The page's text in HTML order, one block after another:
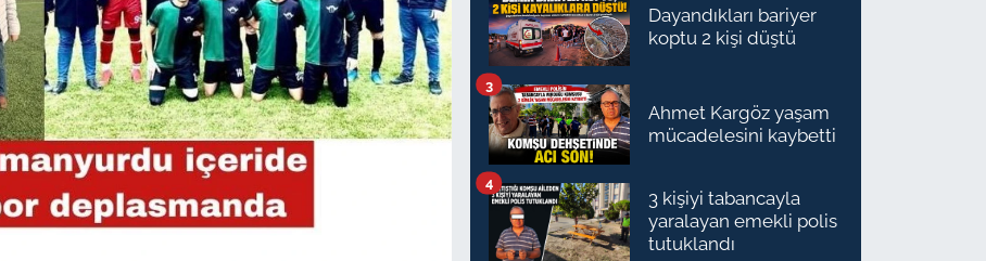
Dayandıkları bariyer
koptu 2 kişi düştü
Ahmet Kargöz yaşam
mücadelesini kaybetti
3
3 kişiyi tabancayla
yaralayan emekli polis
tutuklandı
4